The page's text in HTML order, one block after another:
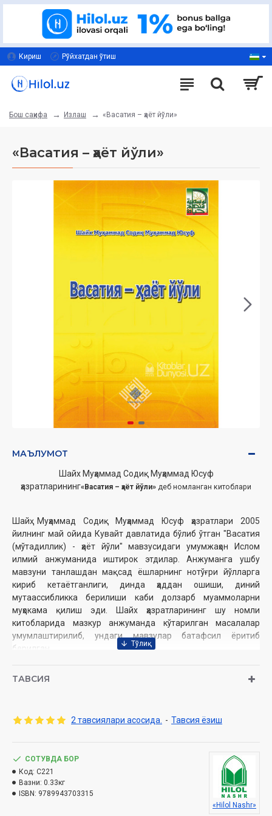
Кириш Рўйхатдан ўтиш
Бош саҳифа Излаш «Васатия – ҳаёт йўли»
«Васатия – ҳаёт йўли»
МАЪЛУМОТ
Шайх Муҳаммад Содиқ Муҳаммад Юсуф
ҳазратларининг«Васатия – ҳаёт йўли» деб номланган китоблари
Шайҳ Муҳаммад Содиқ Муҳаммад Юсуф ҳазратлари 2005
йилнинг май ойида Кувайт давлатида бўлиб ўтган "Васатия
(мўтадиллик) - ҳаёт йўли" мавзусидаги умумжаҳон Ислом
илмий анжуманида иштирок этдилар. Анжуманга ушбу
мавзуни танлашдан мақсад ёшларнинг нотўғри йўлларга
кириб кетаётганлиги, динда ҳаддан ошиши, диний
мутаассибликка берилиши каби долзарб муаммоларни
муҳокама қилиш эди. Шайх ҳазратларининг шу номли
китобларида мазкур анжуманда кўтарилган масалалар
умумлаштирилиб, ундаги мавзулар батафсил ёритиб
берилган.
Нашриёт:
ISBN: 978-9943-7033-1-5
Ўзбекистон Республикаси Дин ишлари бўйича
қўмитасининг 2023 йил 26 сентябрдаги 03-07/7391
рақамли хулосаси асосида тайёрланди.
ТАВСИЯ
2 тавсиялари асосида. - Тавсия ёзиш
СОТУВДА БОР
Код: C221
Вазни: 0.33кг
ISBN: 9789943703315
«Hilol Nashr»